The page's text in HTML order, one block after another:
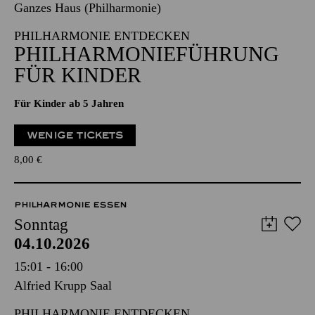
Ganzes Haus (Philharmonie)
PHILHARMONIE ENTDECKEN
PHILHARMONIE­FÜHRUNG
FÜR KINDER
Für Kinder ab 5 Jahren
WENIGE TICKETS
8,00 €
PHILHARMONIE ESSEN
Sonntag
04.10.2026
15:01 - 16:00
Alfried Krupp Saal